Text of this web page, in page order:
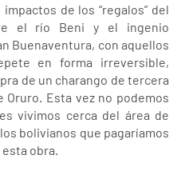
de los “regalos” del
el río Beni y el ingenio
Buenaventura, con aquellos
en forma irreversible,
de un charango de tercera
Oruro. Esta vez no podemos
vivimos cerca del área de
bolivianos que pagaríamos
obra.